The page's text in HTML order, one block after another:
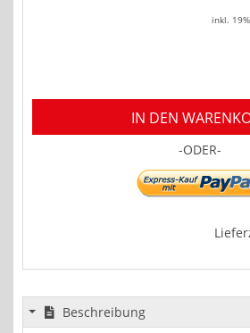
inkl.
IN DEN
-ODER-
Beschreibung